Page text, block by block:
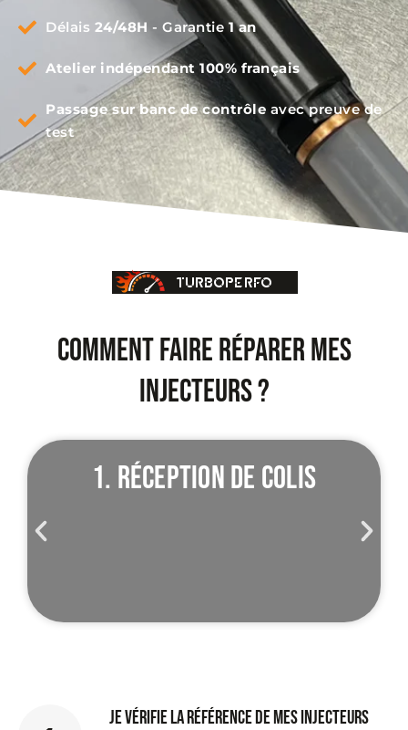
Délais 24/48H - Garantie1 an
Atelier indépendant 100% français
Passage sur banc de contrôle avec preuve de
test
TURBOPERFO
COMMENT FAIRE RÉPARER MES
INJECTEURS ?
1. Réception de colis
Je vérifie la référence de mes injecteurs